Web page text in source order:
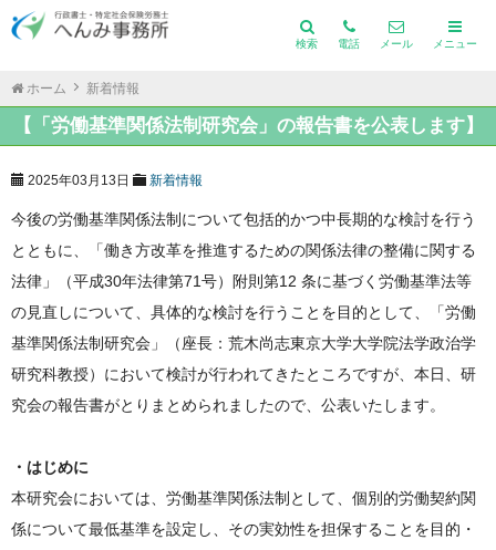
検索 電話 メール メニュー
ホーム 新着情報
【「労働基準関係法制研究会」の報告書を公表します】
2025年03月13日 新着情報
今後の労働基準関係法制について包括的かつ中長期的な検討を行う
とともに、「働き方改革を推進するための関係法律の整備に関する
法律」（平成30年法律第71号）附則第12 条に基づく労働基準法等
の見直しについて、具体的な検討を行うことを目的として、「労働
基準関係法制研究会」（座長：荒木尚志東京大学大学院法学政治学
研究科教授）において検討が行われてきたところですが、本日、研
究会の報告書がとりまとめられましたので、公表いたします。
・はじめに
本研究会においては、労働基準関係法制として、個別的労働契約関
係について最低基準を設定し、その実効性を担保することを目的・